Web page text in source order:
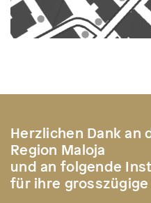
Herzlichen Dank an
Region Maloja
und an folgende
für ihre